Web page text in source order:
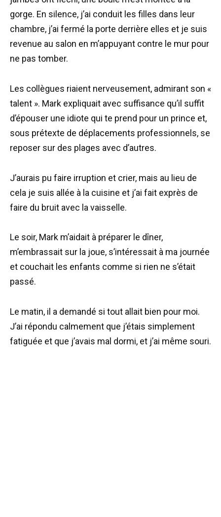
gorge. En silence, j’ai conduit les filles dans leur
chambre, j’ai fermé la porte derrière elles et je suis
revenue au salon en m’appuyant contre le mur pour
ne pas tomber.
Les collègues riaient nerveusement, admirant son «
talent ». Mark expliquait avec suffisance qu’il suffit
d’épouser une idiote qui te prend pour un prince et,
sous prétexte de déplacements professionnels, se
reposer sur des plages avec d’autres.
J’aurais pu faire irruption et crier, mais au lieu de
cela je suis allée à la cuisine et j’ai fait exprès de
faire du bruit avec la vaisselle.
Le soir, Mark m’aidait à préparer le dîner,
m’embrassait sur la joue, s’intéressait à ma journée
et couchait les enfants comme si rien ne s’était
passé.
Le matin, il a demandé si tout allait bien pour moi.
J’ai répondu calmement que j’étais simplement
fatiguée et que j’avais mal dormi, et j’ai même souri.